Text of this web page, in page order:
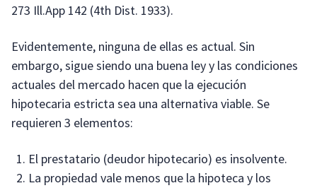
273 Ill.App 142 (4th Dist. 1933).
Evidentemente, ninguna de ellas es actual. Sin
embargo, sigue siendo una buena ley y las condiciones
actuales del mercado hacen que la ejecución
hipotecaria estricta sea una alternativa viable. Se
requieren 3 elementos:
El prestatario (deudor hipotecario) es insolvente.
La propiedad vale menos que la hipoteca y los